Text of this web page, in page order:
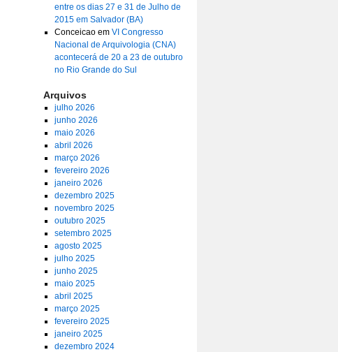
entre os dias 27 e 31 de Julho de
2015 em Salvador (BA)
Conceicaoem VI Congresso
Nacional de Arquivologia (CNA)
acontecerá de 20 a 23 de outubro
no Rio Grande do Sul
Arquivos
julho 2026
junho 2026
maio 2026
abril 2026
março 2026
fevereiro 2026
janeiro 2026
dezembro 2025
novembro 2025
outubro 2025
setembro 2025
agosto 2025
julho 2025
junho 2025
maio 2025
abril 2025
março 2025
fevereiro 2025
janeiro 2025
dezembro 2024